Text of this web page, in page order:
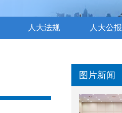
人大法规 人大公报
图片新闻